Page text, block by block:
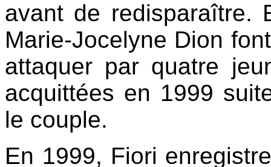
avant de redisparaître.
Marie-Jocelyne Dion
attaquer par quatre
acquittées en 1999
le couple.
En 1999, Fiori